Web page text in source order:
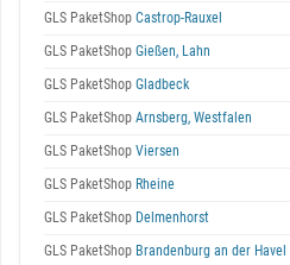
GLS PaketShop Castrop-Rauxel
GLS PaketShop Gießen, Lahn
GLS PaketShop Gladbeck
GLS PaketShop Arnsberg, Westfalen
GLS PaketShop Viersen
GLS PaketShop Rheine
GLS PaketShop Delmenhorst
GLS PaketShop Brandenburg an der Havel